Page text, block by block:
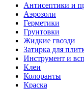
Антисептики и
Аэрозоли
Герметики
Грунтовки
Жидкие гвозди
Затирка для
Инструмент и
Клеи
Колоранты
Краска